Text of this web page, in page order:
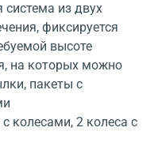
система из двух
фиксируется
высоте
на которых можно
пакеты с
колесами, 2 колеса с